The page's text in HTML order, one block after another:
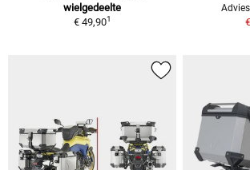
wielgedeelte
€ 49,901